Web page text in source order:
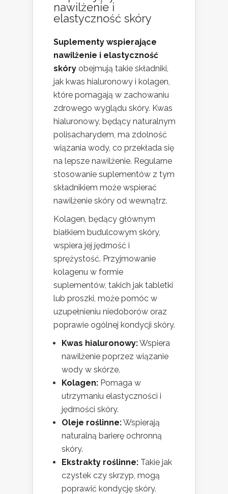
nawilżenie i
elastyczność skóry
Suplementy wspierające
nawilżenie i elastyczność
skóry obejmują takie składniki,
jak kwas hialuronowy i kolagen,
które pomagają w zachowaniu
zdrowego wyglądu skóry. Kwas
hialuronowy, będący naturalnym
polisacharydem, ma zdolność
wiązania wody, co przekłada się
na lepsze nawilżenie. Regularne
stosowanie suplementów z tym
składnikiem może wspierać
nawilżenie skóry od wewnątrz.
Kolagen, będący głównym
białkiem budulcowym skóry,
wspiera jej jędrność i
sprężystość. Przyjmowanie
kolagenu w formie
suplementów, takich jak tabletki
lub proszki, może pomóc w
uzupełnieniu niedoborów oraz
poprawie ogólnej kondycji skóry.
Kwas hialuronowy:Wspiera
nawilżenie poprzez wiązanie
wody w skórze.
Kolagen: Pomaga w
utrzymaniu elastyczności i
jędrności skóry.
Oleje roślinne:Wspierają
naturalną barierę ochronną
skóry.
Ekstrakty roślinne: Takie jak
czystek czy skrzyp, mogą
poprawić kondycję skóry.